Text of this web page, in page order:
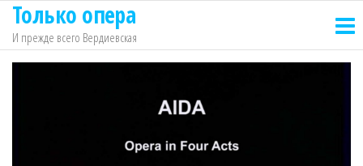
Перейти
содержимому
Только опера
И прежде всего Вердиевская